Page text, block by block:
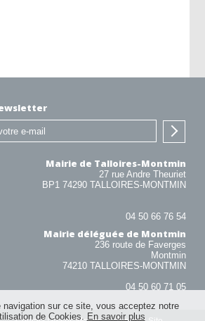
navigation sur ce site, vous acceptez notre
de Cookies. En savoir plus
Mairie de Talloires-Montmin
27 rue Andre Theuriet
BP1 74290 TALLOIRES-MONTMIN
04 50 66 76 54
Mairie déléguée de Montmin
236 route de Faverges
Montmin
74210 TALLOIRES-MONTMIN
04 50 60 71 05